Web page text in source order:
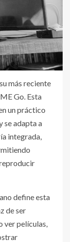
más reciente
Go. Esta
un práctico
se adapta a
integrada,
define esta
de ser
ver películas,